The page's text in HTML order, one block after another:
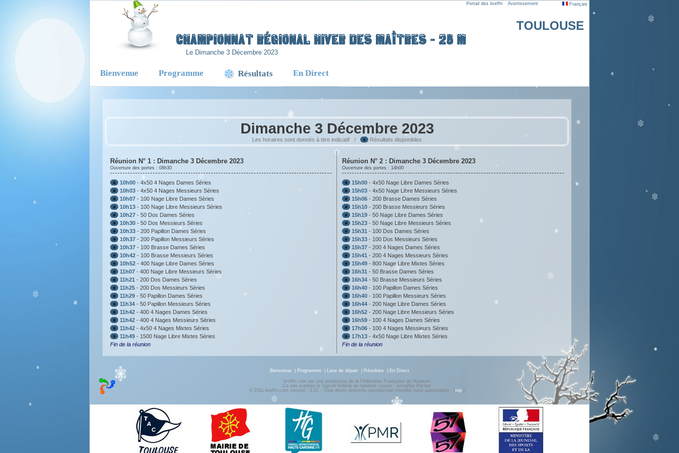
Portail des liveffn Avertissement Français
TOULOUSE
Championnat Régional Hiver des Maîtres - 25 m
Le Dimanche 3 Décembre 2023
Bienvenue Programme Résultats En Direct
Dimanche 3 Décembre 2023
Les horaires sont donnés à titre indicatif / » Résultats disponibles
Réunion N° 1 : Dimanche 3 Décembre 2023
Ouverture des portes : 08h30
» 10h00 - 4x50 4 Nages Dames Séries
»
10h03 - 4x50 4 Nages Messieurs Séries
»
10h07 - 100 Nage Libre Dames Séries
»
10h13 - 100 Nage Libre Messieurs Séries
»
10h27 - 50 Dos Dames Séries
»
10h30 - 50 Dos Messieurs Séries
»
10h33 - 200 Papillon Dames Séries
»
10h37 - 200 Papillon Messieurs Séries
»
10h37 - 100 Brasse Dames Séries
»
10h42 - 100 Brasse Messieurs Séries
»
10h52 - 400 Nage Libre Dames Séries
»
11h07 - 400 Nage Libre Messieurs Séries
»
11h21 - 200 Dos Dames Séries
»
11h25 - 200 Dos Messieurs Séries
»
11h29 - 50 Papillon Dames Séries
»
11h34 - 50 Papillon Messieurs Séries
»
11h42 - 400 4 Nages Dames Séries
»
11h42 - 400 4 Nages Messieurs Séries
»
11h42 - 4x50 4 Nages Mixtes Séries
»
11h49 - 1500 Nage Libre Mixtes Séries
Fin de la réunion
Réunion N° 2 : Dimanche 3 Décembre 2023
Ouverture des portes : 14h00
» 15h00 - 4x50 Nage Libre Dames Séries
»
15h03 - 4x50 Nage Libre Messieurs Séries
»
15h06 - 200 Brasse Dames Séries
»
15h10 - 200 Brasse Messieurs Séries
»
15h19 - 50 Nage Libre Dames Séries
»
15h23 - 50 Nage Libre Messieurs Séries
»
15h31 - 100 Dos Dames Séries
»
15h33 - 100 Dos Messieurs Séries
»
15h37 - 200 4 Nages Dames Séries
»
15h41 - 200 4 Nages Messieurs Séries
»
15h49 - 800 Nage Libre Mixtes Séries
»
16h31 - 50 Brasse Dames Séries
»
16h34 - 50 Brasse Messieurs Séries
»
16h40 - 100 Papillon Dames Séries
»
16h40 - 100 Papillon Messieurs Séries
»
16h44 - 200 Nage Libre Dames Séries
»
16h52 - 200 Nage Libre Messieurs Séries
»
16h59 - 100 4 Nages Dames Séries
»
17h06 - 100 4 Nages Messieurs Séries
»
17h13 - 4x50 Nage Libre Mixtes Séries
Fin de la réunion
Bienvenue Programme Liste de départ Résultats En Direct
liveffn.com est une production de la Fédération Française de Natation
Ce site exploite le logiciel fédéral de natation course : extraNat-Pocket
© 2011 liveffn.com version : 2.01 - Tous droits réservés reproduction interdite sans autorisation
top ]